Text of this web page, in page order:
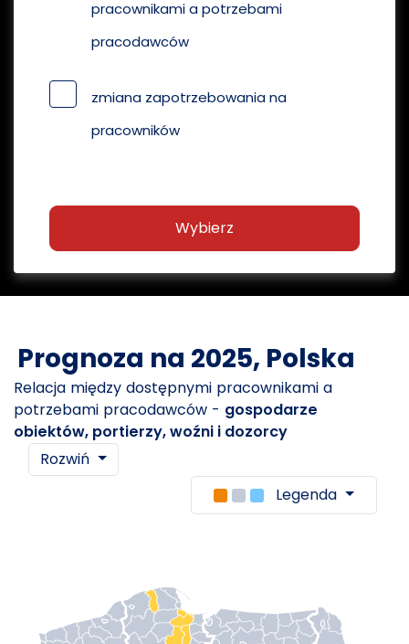
pracownikami a potrzebami
pracodawców
zmiana zapotrzebowania na
pracowników
Wybierz
Prognoza na 2025, Polska
Relacja między dostępnymi pracownikami a
potrzebami pracodawców - gospodarze
obiektów, portierzy, woźni i dozorcy
Rozwiń
Legenda